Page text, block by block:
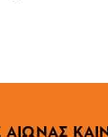
ΑΙΩΝΑΣ